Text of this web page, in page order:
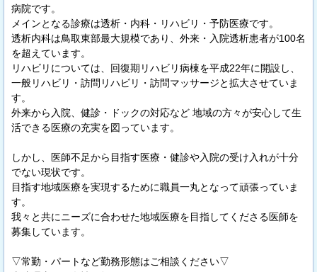
病院です。
メインとなる診療は透析・内科・リハビリ・予防医療です。
透析内科は鳥取東部最大規模であり、外来・入院透析患者が100名
を超えています。
リハビリについては、回復期リハビリ病棟を平成22年に開設し、
一般リハビリ・訪問リハビリ・訪問マッサージと拡大させていま
す。
外来から入院、健診・ドックの対応など 地域の方々が安心して生
活できる医療の充実を図っています。
しかし、医師不足から目指す医療・健診や入院の受け入れが十分
でない現状です。
目指す地域医療を実現するために職員一丸となって頑張っていま
す。
我々と共にニーズに合わせた地域医療を目指してくださる医師を
募集しています。
▽常勤・パートなど勤務形態はご相談ください▽